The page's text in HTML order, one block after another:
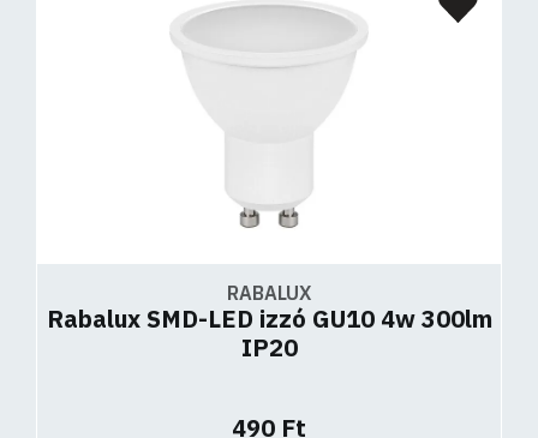
RABALUX
Rabalux SMD-LED izzó GU10 4w 300lm
IP20
490 Ft